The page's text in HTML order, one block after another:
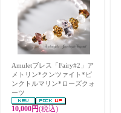
Amuletブレス「Fairy#2」ア
メトリン*クンツァイト*ピ
ンクトルマリン*ローズクォ
ーツ
10,000円(税込)